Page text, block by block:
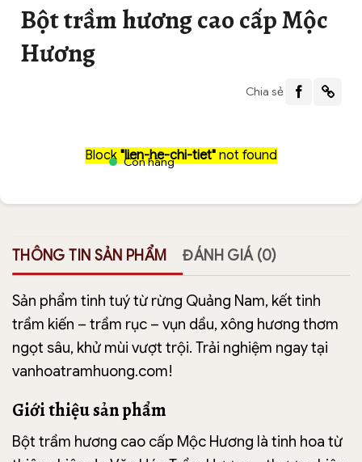
Bột trầm hương cao cấp Mộc
Hương
Chia sẻ
Còn hàng
Block "lien-he-chi-tiet" not found
THÔNG TIN SẢN PHẨM ĐÁNH GIÁ (0)
Sản phẩm tinh tuý từ rừng Quảng Nam, kết tinh
trầm kiến – trầm rục – vụn dầu, xông hương thơm
ngọt sâu, khử mùi vượt trội. Trải nghiệm ngay tại
vanhoatramhuong.com!
Giới thiệu sản phẩm
Bột trầm hương cao cấp Mộc Hương là tinh hoa từ